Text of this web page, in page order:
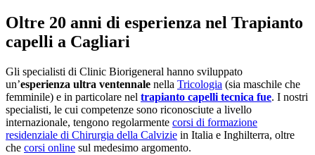
Oltre 20 anni di esperienza nel Trapianto
capelli a Cagliari
Gli specialisti di Clinic Biorigeneral hanno sviluppato
un’esperienza ultra ventennale nella Tricologia (sia maschile che
femminile) e in particolare nel trapianto capelli tecnica fue. I nostri
specialisti, le cui competenze sono riconosciute a livello
internazionale, tengono regolarmente corsi di formazione
residenziale di Chirurgia della Calvizie in Italia e Inghilterra, oltre
che corsi online sul medesimo argomento.